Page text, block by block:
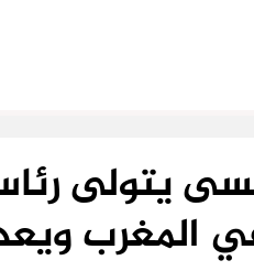
يتولى رئاسة
المغرب